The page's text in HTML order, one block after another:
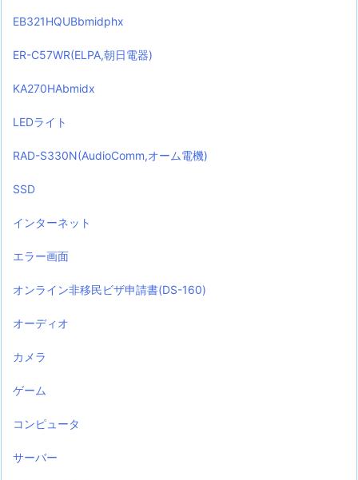
EB321HQUBbmidphx
ER-C57WR(ELPA,朝日電器)
KA270HAbmidx
LEDライト
RAD-S330N(AudioComm,オーム電機)
SSD
インターネット
エラー画面
オンライン非移民ビザ申請書(DS-160)
オーディオ
カメラ
ゲーム
コンピュータ
サーバー